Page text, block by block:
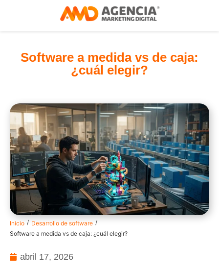
Software a medida vs de caja:
¿cuál elegir?
Inicio / Desarrollo de software /
Software a medida vs de caja: ¿cuál elegir?
abril 17, 2026